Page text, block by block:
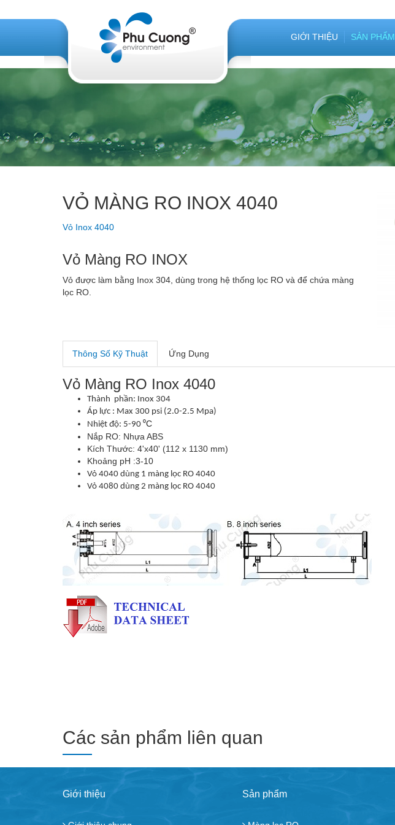
GIỚI THIỆU SẢN PHẨM
VỎ MÀNG RO INOX 4040
Vỏ Inox 4040
Vỏ Màng RO INOX
Vỏ được làm bằng Inox 304, dùng trong hệ thống lọc RO và để chứa màng
lọc RO.
Thông Số Kỹ Thuật Ứng Dụng
Vỏ Màng RO Inox 4040
Thành phần: Inox 304
Áp lực : Max 300 psi (2.0-2.5 Mpa)
Nhiệt độ: 5-90 ⁰C
Nắp RO: Nhựa ABS
Kích Thước: 4'x40' (112 x 1130 mm)
Khoảng pH :3-10
Vỏ 4040 dùng 1 màng lọc RO 4040
Vỏ 4080 dùng 2 màng lọc RO 4040
Các sản phẩm liên quan
Giới thiệu Sản phẩm